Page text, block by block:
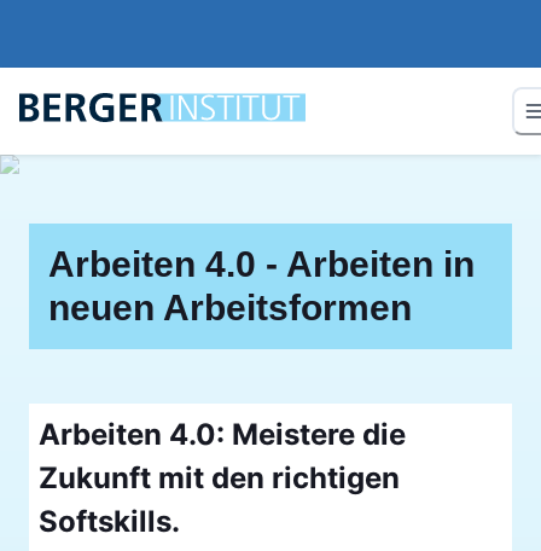
Arbeiten 4.0 - Arbeiten in
neuen Arbeitsformen
Arbeiten 4.0: Meistere die
Zukunft mit den richtigen
Softskills.